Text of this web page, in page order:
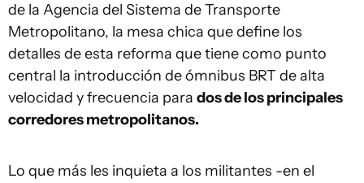
de la Agencia del Sistema de Transporte
Metropolitano, la mesa chica que define los
detalles de esta reforma que tiene como punto
central la introducción de ómnibus BRT de alta
velocidad y frecuencia para dos de los principales
corredores metropolitanos.
Lo que más les inquieta a los militantes -en el